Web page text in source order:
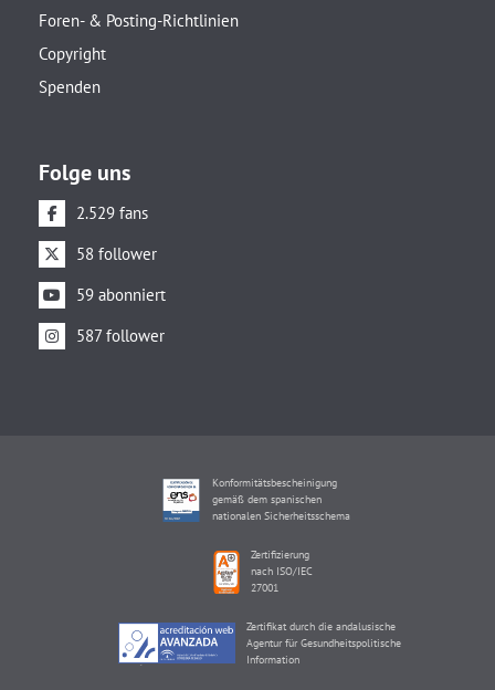
Foren- & Posting-Richtlinien
Copyright
Spenden
Folge uns
2.529 fans
58 follower
59 abonniert
587 follower
Konformitätsbescheinigung
gemäß dem spanischen
nationalen Sicherheitsschema
Zertifizierung
nach ISO/IEC
27001
Zertifikat durch die andalusische
Agentur für Gesundheitspolitische
Information